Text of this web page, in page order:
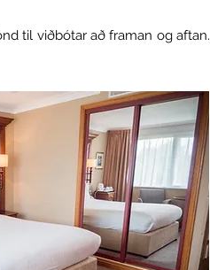
til viðbótar að framan og aftan.